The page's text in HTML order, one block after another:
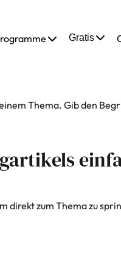
Gratis
Thema. Gib den
direkt zum Thema zu